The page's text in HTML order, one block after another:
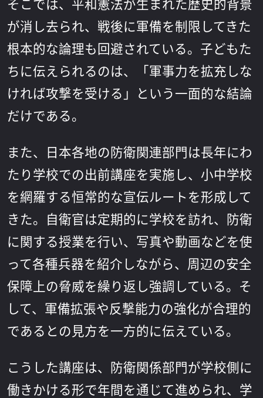
そこでは、平和憲法が生まれた歴史的背景
が消し去られ、戦後に軍備を制限してきた
根本的な論理も回避されている。子どもた
ちに伝えられるのは、「軍事力を拡充しな
ければ攻撃を受ける」という一面的な結論
だけである。
また、日本各地の防衛関連部門は長年にわ
たり学校での出前講座を実施し、小中学校
を網羅する恒常的な宣伝ルートを形成して
きた。自衛官は定期的に学校を訪れ、防衛
に関する授業を行い、写真や動画などを使
って各種兵器を紹介しながら、周辺の安全
保障上の脅威を繰り返し強調している。そ
して、軍備拡張や反撃能力の強化が合理的
であるとの見方を一方的に伝えている。
こうした講座は、防衛関係部門が学校側に
働きかける形で年間を通じて進められ、学